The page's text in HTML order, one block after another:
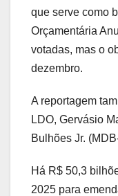
que serve como
Orçamentária
votadas, mas o
dezembro.
A reportagem
LDO, Gervásio
Bulhões Jr.
Há R$ 50,3
2025 para